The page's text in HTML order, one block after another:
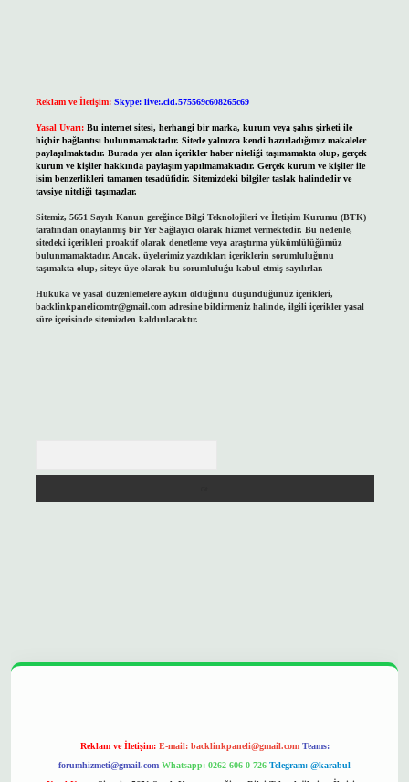
Reklam ve İletişim: Skype: live:.cid.575569c608265c69
Yasal Uyarı: Bu internet sitesi, herhangi bir marka, kurum veya şahıs şirketi ile
hiçbir bağlantısı bulunmamaktadır. Sitede yalnızca kendi hazırladığımız makaleler
paylaşılmaktadır. Burada yer alan içerikler haber niteliği taşımamakta olup, gerçek
kurum ve kişiler hakkında paylaşım yapılmamaktadır. Gerçek kurum ve kişiler ile
isim benzerlikleri tamamen tesadüfidir. Sitemizdeki bilgiler taslak halindedir ve
tavsiye niteliği taşımazlar.
Sitemiz, 5651 Sayılı Kanun gereğince Bilgi Teknolojileri ve İletişim Kurumu (BTK)
tarafından onaylanmış bir Yer Sağlayıcı olarak hizmet vermektedir. Bu nedenle,
sitedeki içerikleri proaktif olarak denetleme veya araştırma yükümlülüğümüz
bulunmamaktadır. Ancak, üyelerimiz yazdıkları içeriklerin sorumluluğunu
taşımakta olup, siteye üye olarak bu sorumluluğu kabul etmiş sayılırlar.
Hukuka ve yasal düzenlemelere aykırı olduğunu düşündüğünüz içerikleri,
backlinkpanelicomtr@gmail.comadresine bildirmeniz halinde, ilgili içerikler yasal
süre içerisinde sitemizden kaldırılacaktır.
Reklam ve İletişim: E-mail: backlinkpaneli@gmail.com Teams:
forumhizmeti@gmail.com Whatsapp: 0262 606 0 726 Telegram: @karabul